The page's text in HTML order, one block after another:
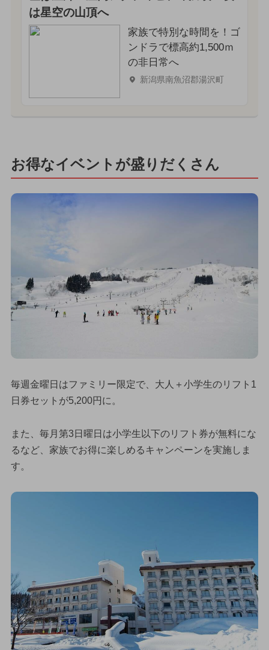
は星空の山頂へ
家族で特別な時間を！ゴ
ンドラで標高約1,500ｍ
の非日常へ
新潟県南魚沼郡湯沢町
お得なイベントが盛りだくさん
毎週金曜日はファミリー限定で、大人＋小学生のリフト1
日券セットが5,200円に。
また、毎月第3日曜日は小学生以下のリフト券が無料にな
るなど、家族でお得に楽しめるキャンペーンを実施しま
す。